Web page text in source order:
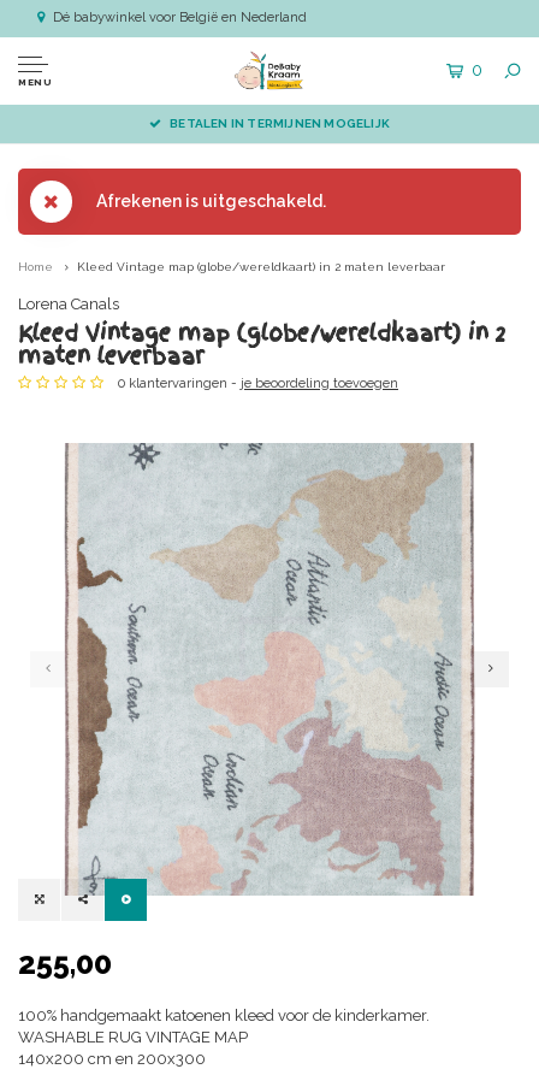
Dé babywinkel voor België en Nederland
MENU
0
BETALEN IN TERMIJNEN MOGELIJK
Afrekenen is uitgeschakeld.
Home Kleed Vintage map (globe/wereldkaart) in 2 maten leverbaar
Lorena Canals
Kleed Vintage map (globe/wereldkaart) in 2
maten leverbaar
0 klantervaringen - je beoordeling toevoegen
255,00
100% handgemaakt katoenen kleed voor de kinderkamer.
WASHABLE RUG VINTAGE MAP
140x200 cm en 200x300